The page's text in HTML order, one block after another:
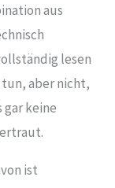
aus
lesen
tun, aber nicht,
gar keine
ist